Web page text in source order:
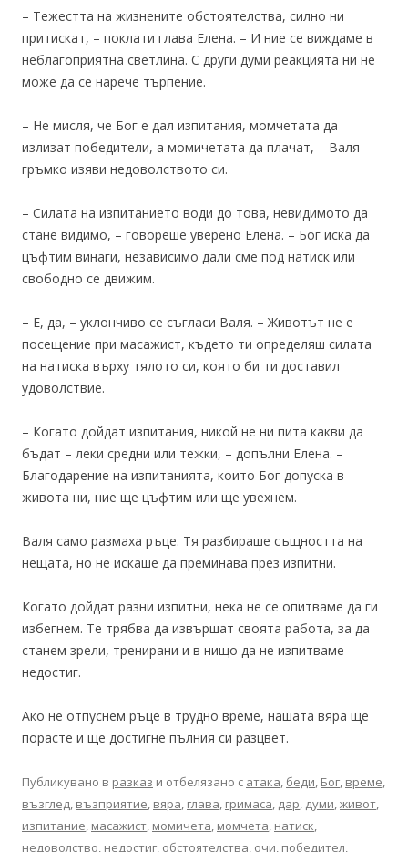
– Тежестта на жизнените обстоятелства, силно ни
притискат, – поклати глава Елена. – И ние се виждаме в
неблагоприятна светлина. С други думи реакцията ни не
може да се нарече търпение.
– Не мисля, че Бог е дал изпитания, момчетата да
излизат победители, а момичетата да плачат, – Валя
гръмко изяви недоволството си.
– Силата на изпитанието води до това, невидимото да
стане видимо, – говореше уверено Елена. – Бог иска да
цъфтим винаги, независимо дали сме под натиск или
свободно се движим.
– Е, да, – уклончиво се съгласи Валя. – Животът не е
посещение при масажист, където ти определяш силата
на натиска върху тялото си, която би ти доставил
удоволствие.
– Когато дойдат изпитания, никой не ни пита какви да
бъдат – леки средни или тежки, – допълни Елена. –
Благодарение на изпитанията, които Бог допуска в
живота ни, ние ще цъфтим или ще увехнем.
Валя само размаха ръце. Тя разбираше същността на
нещата, но не искаше да преминава през изпитни.
Когато дойдат разни изпитни, нека не се опитваме да ги
избегнем. Те трябва да извършат своята работа, за да
станем зрели, тренирани и в нищо да не изпитваме
недостиг.
Ако не отпуснем ръце в трудно време, нашата вяра ще
порасте и ще достигне пълния си разцвет.
Публикувано в разказ и отбелязано с атака, беди, Бог, време,
възглед, възприятие, вяра, глава, гримаса, дар, думи,живот,
изпитание, масажист, момичета, момчета, натиск,
недоволство, недостиг, обстоятелства, очи, победител,